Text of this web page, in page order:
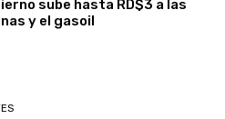
sube hasta RD$3 a las
y el gasoil